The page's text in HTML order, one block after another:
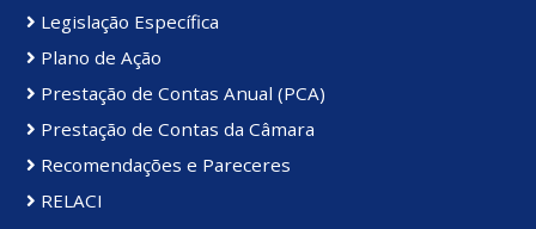
Legislação Específica
Plano de Ação
Prestação de Contas Anual (PCA)
Prestação de Contas da Câmara
Recomendações e Pareceres
RELACI